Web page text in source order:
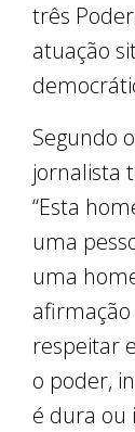
três
atuação
Segundo
jornalista
“Esta
uma
uma
respeitar
o poder,
é dura ou